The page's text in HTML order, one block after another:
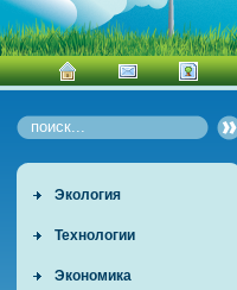
Экология
Технологии
Экономика